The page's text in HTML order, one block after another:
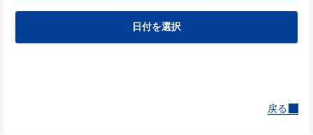
日付を選択
戻る